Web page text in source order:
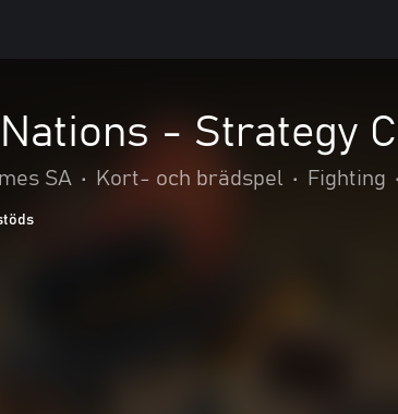
- Strategy
SA • Kort- och brädspel • Fighting •